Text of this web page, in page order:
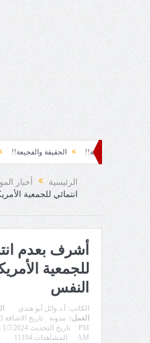
الحقيقة والفجيعة!! لِقاءُ في
الرئيسية أخبار
انتمائي للجمعية
أشرف بعدم
للجمعية
النفس
الكاتب: أ.د وائل أبو هندي
العمل: مدونة
PM
AM
المشاهدات 11194